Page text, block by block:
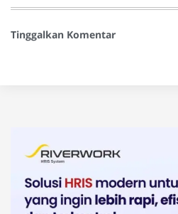
Tinggalkan Komentar